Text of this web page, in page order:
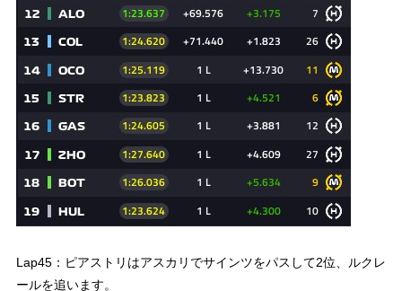
Lap45：ピアストリはアスカリでサインツをパスして2位、ルクレ
ールを追います。